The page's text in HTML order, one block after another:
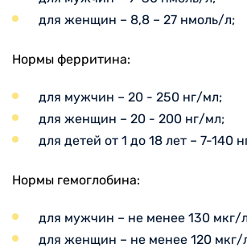
для женщин – 8,8 – 27 нмоль/л;
Нормы ферритина:
для мужчин – 20 - 250 нг/мл;
для женщин – 20 - 200 нг/мл;
для детей от 1 до 18 лет – 7-140
Нормы гемоглобина:
для мужчин – не менее 130 мкг/
для женщин – не менее 120 мкг/